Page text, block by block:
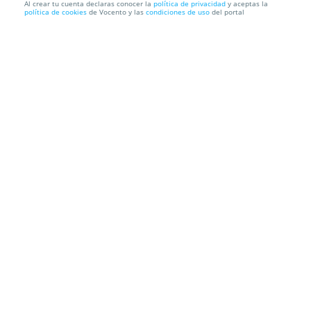
Entrada Full Access para Metrica Open Air por
Al crear tu cuenta declaras conocer la política de privacidad y aceptas la
política de cookies de Vocento y las condiciones de uso del portal